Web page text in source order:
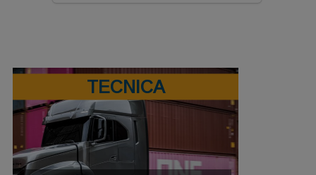
TECNICA